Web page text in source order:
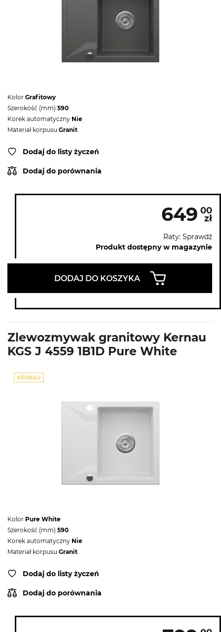
Kolor Grafitowy
Szerokość (mm) 590
Korek automatyczny Nie
Materiał korpusu Granit
Dodaj do listy życzeń
Dodaj do porównania
649 00
zł
Raty: Sprawdź
Produkt dostępny w magazynie
DODAJ DO KOSZYKA
Zlewozmywak granitowy Kernau
KGS J 4559 1B1D Pure White
Kolor Pure White
Szerokość (mm) 590
Korek automatyczny Nie
Materiał korpusu Granit
Dodaj do listy życzeń
Dodaj do porównania